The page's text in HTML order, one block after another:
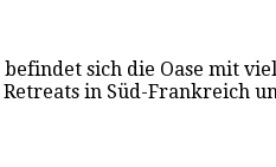
sich die Oase mit
in Süd-Frankreich